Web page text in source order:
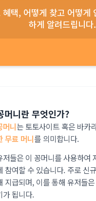
택, 어떻게 찾고 어떻게
하게 알려드립니다.
머니란 무엇인가?
머니는 토토사이트 혹은 바카
무료 머니를 의미합니다.
저들은 이 꽁머니를 사용하여
참여할 수 있습니다. 주로 신
지급되며, 이를 통해 유저들
가 됩니다.